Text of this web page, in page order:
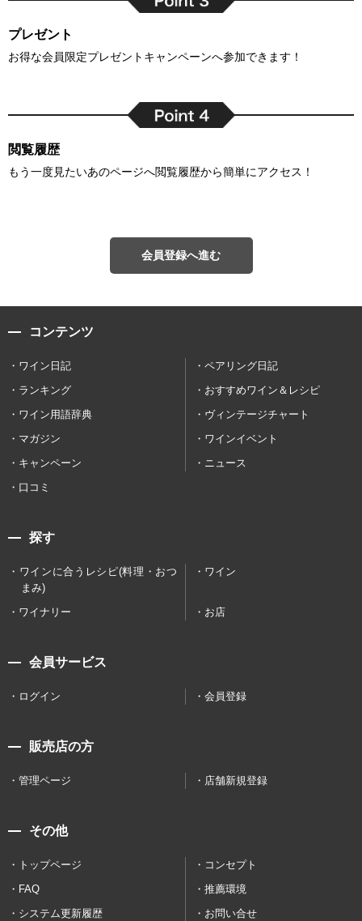
プレゼント
お得な会員限定プレゼントキャンペーンへ参加できます！
閲覧履歴
もう一度見たいあのページへ閲覧履歴から簡単にアクセス！
会員登録へ進む
コンテンツ
ワイン日記
ペアリング日記
ランキング
おすすめワイン＆レシピ
ワイン用語辞典
ヴィンテージチャート
マガジン
ワインイベント
キャンペーン
ニュース
口コミ
探す
ワインに合うレシピ(料理・おつ
まみ)
ワイン
ワイナリー お店
会員サービス
ログイン 会員登録
販売店の方
管理ページ 店舗新規登録
その他
トップページ
コンセプト
FAQ
推薦環境
システム更新履歴
お問い合せ